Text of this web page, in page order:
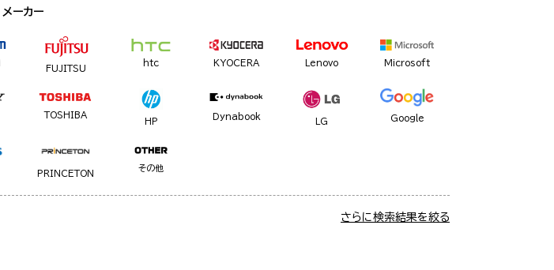
メーカー
FUJITSU
htc KYOCERA Lenovo Microsoft
TOSHIBA
HP
Dynabook
LG Google
PRINCETON
その他
さらに検索結果を絞る